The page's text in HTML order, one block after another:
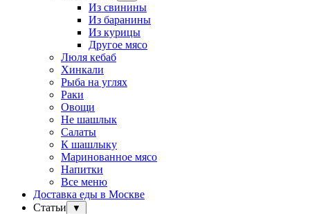
Из свинины
Из баранины
Из курицы
Другое мясо
Люля кебаб
Хинкали
Рыба на углях
Раки
Овощи
Не шашлык
Салаты
К шашлыку
Маринованное мясо
Напитки
Все меню
Доставка еды в Москве
Статьи
▼